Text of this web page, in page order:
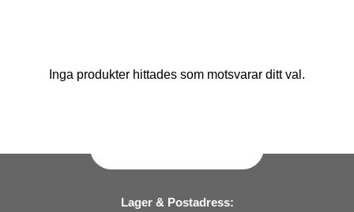
Inga produkter hittades som motsvarar ditt val.
Lager & Postadress: